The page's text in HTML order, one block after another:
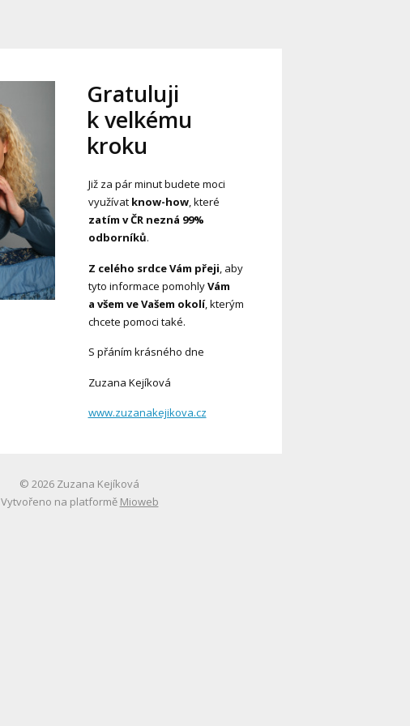
Gratuluji
k velkému
kroku
Již za pár minut budete moci
využívat know-how, které
zatím v ČR nezná 99%
odborníků.
Z celého srdce Vám přeji , aby
tyto informace pomohlyVám
a všem ve Vašem okolí, kterým
chcete pomoci také.
S přáním krásného dne
Zuzana Kejíková
www.zuzanakejikova.cz
© 2026 Zuzana Kejíková
Vytvořeno na platformě Mioweb